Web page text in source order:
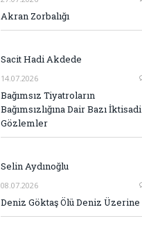
Akran Zorbalığı
Sacit Hadi Akdede
14.07.2026
Bağımsız Tiyatroların
Bağımsızlığına Dair Bazı İktisadi
Gözlemler
Selin Aydınoğlu
08.07.2026
Deniz Göktaş Ölü Deniz Üzerine